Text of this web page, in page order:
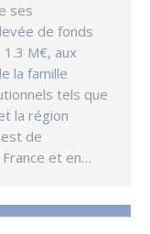
ses
de fonds
M€, aux
la famille
tels que
la région
de
et en…